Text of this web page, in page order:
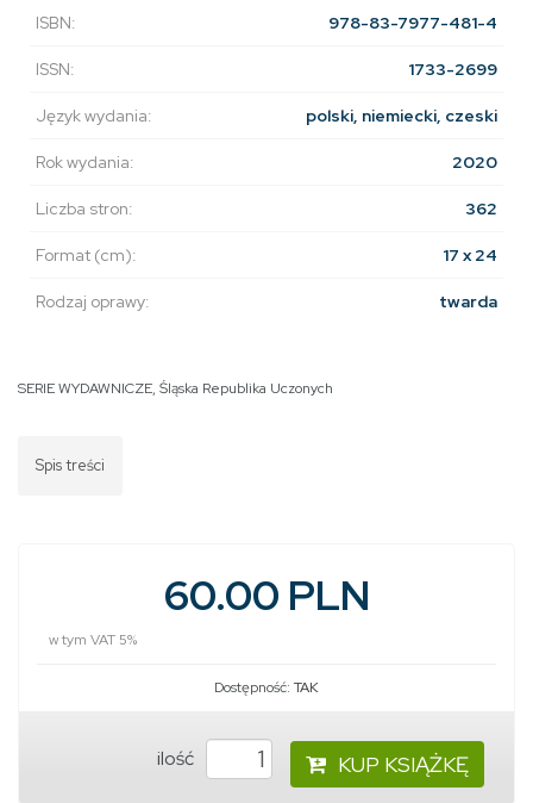
ISBN: 978-83-7977-481-4
ISSN: 1733-2699
Język wydania: polski, niemiecki, czeski
Rok wydania: 2020
Liczba stron: 362
Format (cm): 17 x 24
Rodzaj oprawy: twarda
SERIE WYDAWNICZE, Śląska Republika Uczonych
Spis treści
60.00 PLN
w tym VAT 5%
Dostępność: TAK
ilość KUP KSIĄŻKĘ